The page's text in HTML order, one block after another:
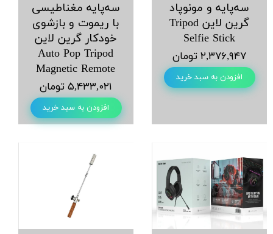
سه‌پایه و مونوپاد
گرین لاین Tripod
Selfie Stick
۲,۳۷۶,۹۴۷ تومان
افزودن به سبد خرید
سه‌پایه مغناطیسی
با ریموت و بازشوی
خودکار گرین لاین
Auto Pop Tripod
Magnetic Remote
۵,۴۳۳,۰۲۱ تومان
افزودن به سبد خرید